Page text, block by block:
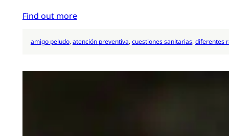
Find out more
amigo peludo, atención preventiva, cuestiones sanitarias, diferentes